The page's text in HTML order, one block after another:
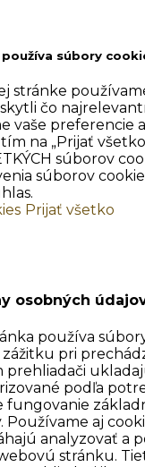
súbory
stránke
čo
vaše preferencie
na „Prijať
súborov
súborov
Prijať všetko
osobných
používa
pri
prehliadači
podľa
fungovanie
Používame aj
analyzovať a
stránku.